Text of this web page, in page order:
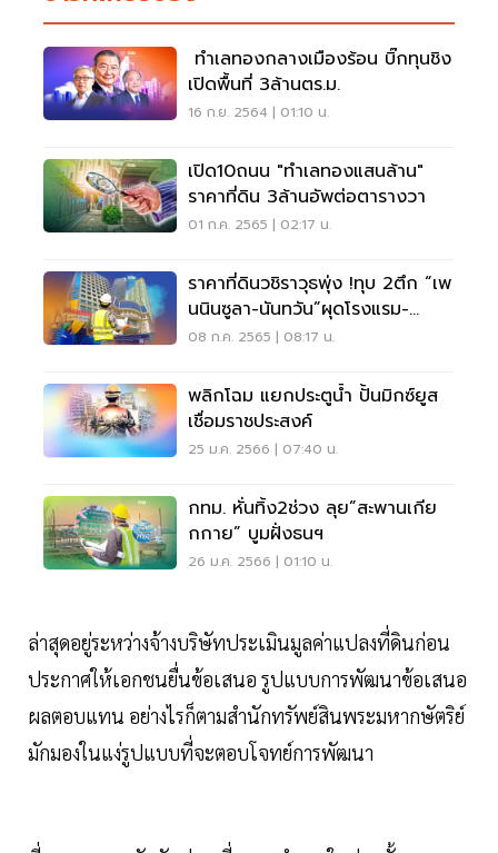
ทำเลทองกลางเมืองร้อน บิ๊กทุนชิง
เปิดพื้นที่ 3ล้านตร.ม.
16 ก.ย. 2564 | 01:10 น.
เปิด10ถนน "ทำเลทองแสนล้าน"
ราคาที่ดิน 3ล้านอัพต่อตารางวา
01 ก.ค. 2565 | 02:17 น.
ราคาที่ดินวชิราวุธพุ่ง !ทุบ 2ตึก “เพ
นนินซูลา-นันทวัน”ผุดโรงแรม-
ออฟฟิศหรู
08 ก.ค. 2565 | 08:17 น.
พลิกโฉม แยกประตูนํ้า ปั้นมิกซ์ยูส
เชื่อมราชประสงค์
25 ม.ค. 2566 | 07:40 น.
กทม. หั่นทิ้ง2ช่วง ลุย”สะพานเกีย
กกาย” บูมฝั่งธนฯ
26 ม.ค. 2566 | 01:10 น.
ล่าสุดอยู่ระหว่างจ้างบริษัทประเมินมูลค่าแปลงที่ดินก่อน
ประกาศให้เอกชนยื่นข้อเสนอ รูปแบบการพัฒนาข้อเสนอ
ผลตอบแทน อย่างไรก็ตามสำนักทรัพย์สินพระมหากษัตริย์
มักมองในแง่รูปแบบที่จะตอบโจทย์การพัฒนา